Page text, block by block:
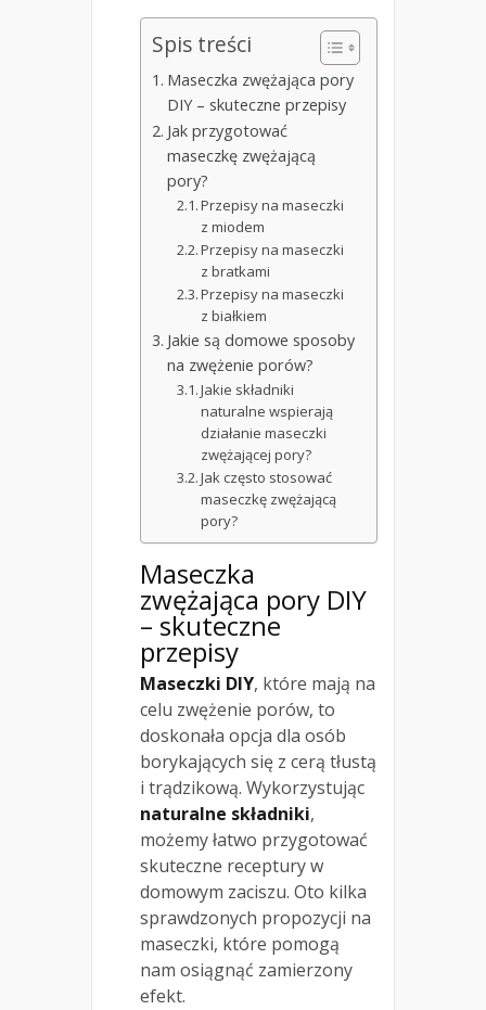
Spis treści
Maseczka zwężająca pory
DIY – skuteczne przepisy
Jak przygotować
maseczkę zwężającą
pory?
Przepisy na maseczki
z miodem
Przepisy na maseczki
z bratkami
Przepisy na maseczki
z białkiem
Jakie są domowe sposoby
na zwężenie porów?
Jakie składniki
naturalne wspierają
działanie maseczki
zwężającej pory?
Jak często stosować
maseczkę zwężającą
pory?
Maseczka
zwężająca pory DIY
– skuteczne
przepisy
Maseczki DIY, które mają na
celu zwężenie porów, to
doskonała opcja dla osób
borykających się z cerą tłustą
i trądzikową. Wykorzystując
naturalne składniki,
możemy łatwo przygotować
skuteczne receptury w
domowym zaciszu. Oto kilka
sprawdzonych propozycji na
maseczki, które pomogą
nam osiągnąć zamierzony
efekt.